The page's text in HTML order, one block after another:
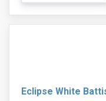
Eclipse White